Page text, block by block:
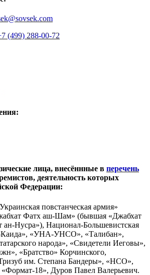
(499) 288-00-72
лица, внесённные в перечень
деятельность которых
Федерации:
повстанческая армия»
Фатх аш-Шам» (бывшая «Джабхат
ан-Нусра»), Национал-Большевистская
«УНА-УНСО», «Талибан»,
народа», «Свидетели Иеговы»,
«Братство» Корчинского,
им. Степана Бандеры», «НСО»,
18», Дуров Павел Валерьевич.